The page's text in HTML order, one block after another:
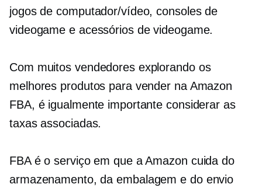
jogos de computador/vídeo, consoles de
videogame e acessórios de videogame.
Com muitos vendedores explorando os
melhores produtos para vender na Amazon
FBA, é igualmente importante considerar as
taxas associadas.
FBA é o serviço em que a Amazon cuida do
armazenamento, da embalagem e do envio